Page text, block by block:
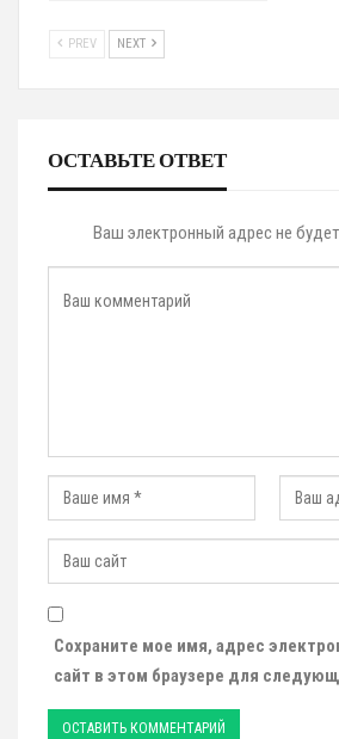
PREV NEXT
ОСТАВЬТЕ ОТВЕТ
Ваш электронный адрес не
Сохраните мое имя, адрес
сайт в этом браузере для